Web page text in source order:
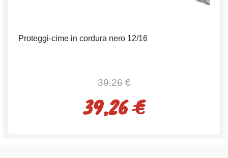
Proteggi-cime in cordura nero 12/16
39,26 €
39,26 €